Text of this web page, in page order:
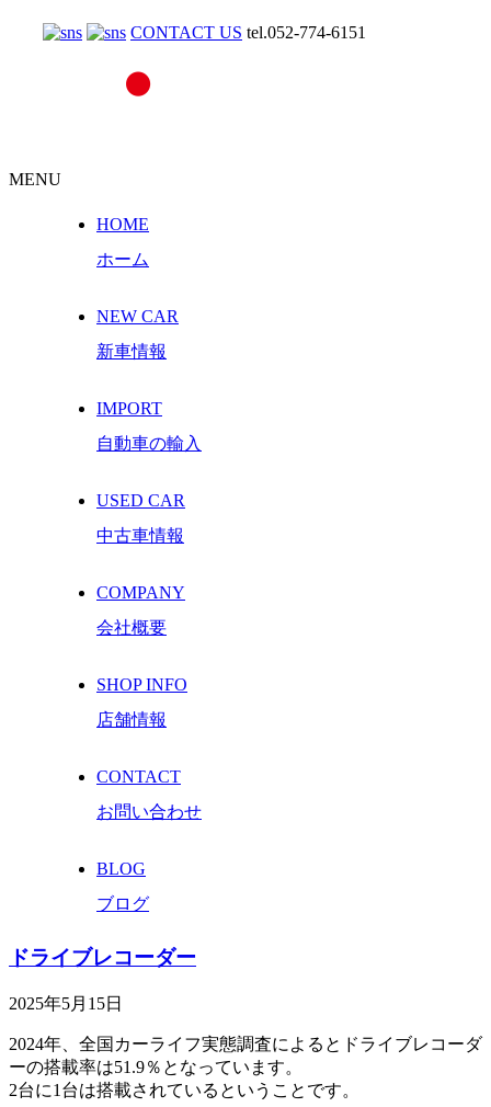
CONTACT US tel.052-774-6151
MENU
HOME
ホーム
NEW CAR
新車情報
IMPORT
自動車の輸入
USED CAR
中古車情報
COMPANY
会社概要
SHOP INFO
店舗情報
CONTACT
お問い合わせ
BLOG
ブログ
ドライブレコーダー
2025年5月15日
2024年、全国カーライフ実態調査によるとドライブレコーダ
ーの搭載率は51.9％となっています。
2台に1台は搭載されているということです。